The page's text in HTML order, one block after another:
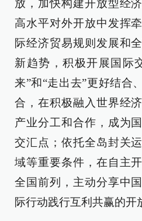
放，加快构建开放型经
高水平对外开放中发挥
际经济贸易规则发展和
新趋势，积极开展国际
来”和“走出去”更好结合
合，在积极融入世界经
产业分工和合作，成为
交汇点；依托全岛封关
域等重要条件，在自主
全国前列，主动分享中
际行动践行互利共赢的开